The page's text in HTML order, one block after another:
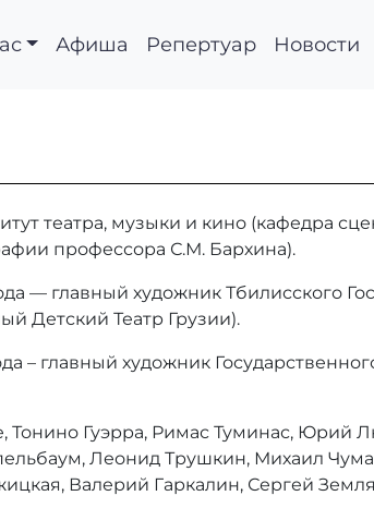
Афиша Репертуар Новости
театра, музыки и кино (кафедра
профессора С.М. Бархина).
— главный художник Тбилисского
Детский Театр Грузии).
– главный художник
Тонино Гуэрра, Римас Туминас,
Леонид Трушкин, Михаил
Валерий Гаркалин, Сергей